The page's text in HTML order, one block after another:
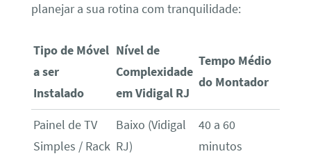
planejar a sua rotina com tranquilidade:
Tipo de Móvel
a ser
Instalado
Nível de
Complexidade
em Vidigal RJ
Tempo Médio
do Montador
Painel de TV
Simples / Rack
Baixo (Vidigal
RJ)
40 a 60
minutos